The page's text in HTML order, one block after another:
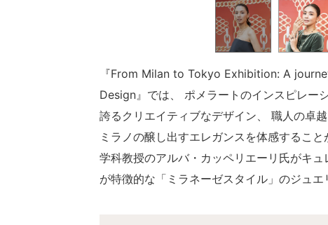
『From Milan to Tokyo Exhibition: A
Design』では、 ポメラートのインスピレー
誇るクリエイティブなデザイン、 職人の卓
ミラノの醸し出すエレガンスを体感するこ
学科教授のアルバ・カッペリエーリ氏がキ
が特徴的な「ミラネーゼスタイル」のジュエ